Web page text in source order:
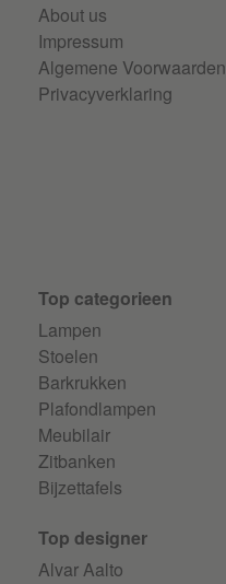
About us
Impressum
Algemene Voorwaarden
Privacyverklaring
Top categorieen
Lampen
Stoelen
Barkrukken
Plafondlampen
Meubilair
Zitbanken
Bijzettafels
Top designer
Alvar Aalto